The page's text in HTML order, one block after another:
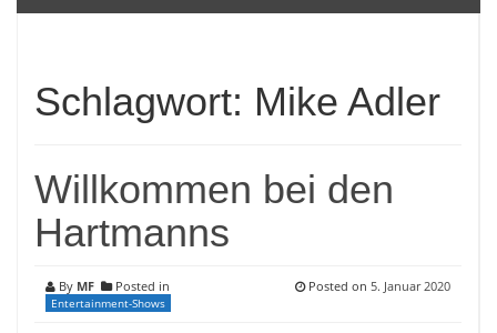
Schlagwort: Mike Adler
Willkommen bei den
Hartmanns
By MF Posted in
Entertainment-Shows
Posted on 5. Januar 2020